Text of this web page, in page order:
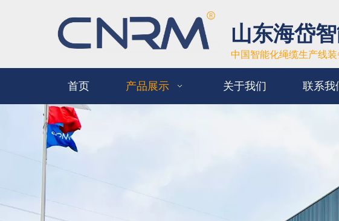
山东海岱
中国智能化绳缆生产线
首页 产品展示 关于我们 联系我